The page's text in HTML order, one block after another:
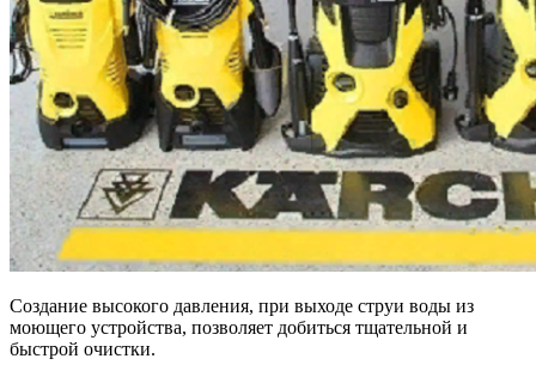
Создание высокого давления, при выходе струи воды из
моющего устройства, позволяет добиться тщательной и
быстрой очистки.